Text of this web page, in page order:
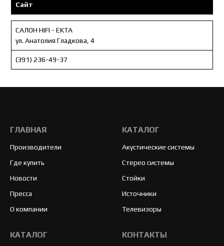
Сайт
САЛОН HIFI - EKTA
ул. Анатолия Гладкова, 4
(391) 236-49-37
ГЛАВНАЯ
Производители
Где купить
Новости
Пресса
О компании
КАТАЛОГ
Акустические системы
Стерео системы
Стойки
Источники
Телевизоры
КАТАЛОГ КОНТАКТЫ